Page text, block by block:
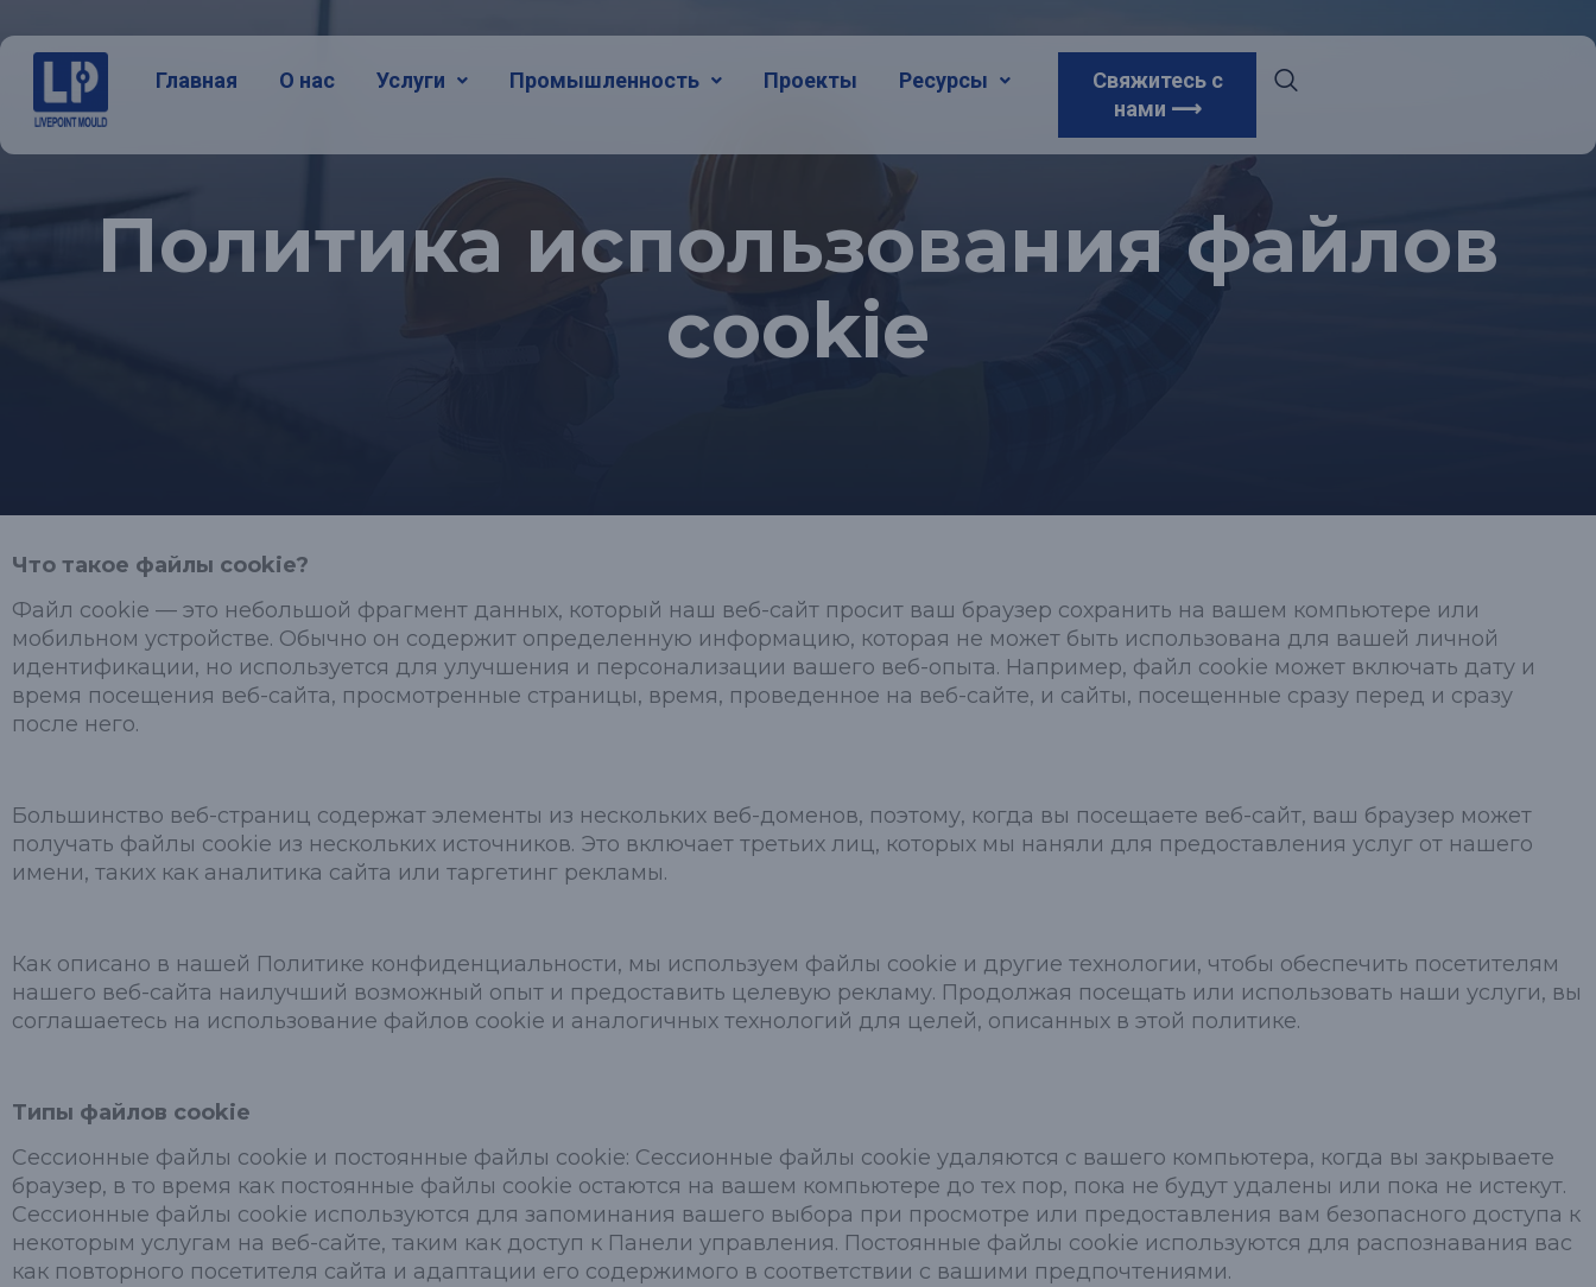
Главная О нас Услуги Промышленность Проекты Ресурсы
Свяжитесь с
нами ⟶
Политика использования файлов
cookie
Что такое файлы cookie?
Файл cookie — это небольшой фрагмент данных, который наш веб-сайт просит ваш браузер сохранить на вашем компьютере или
мобильном устройстве. Обычно он содержит определенную информацию, которая не может быть использована для вашей личной
идентификации, но используется для улучшения и персонализации вашего веб-опыта. Например, файл cookie может включать дату и
время посещения веб-сайта, просмотренные страницы, время, проведенное на веб-сайте, и сайты, посещенные сразу перед и сразу
после него.
Большинство веб-страниц содержат элементы из нескольких веб-доменов, поэтому, когда вы посещаете веб-сайт, ваш браузер может
получать файлы cookie из нескольких источников. Это включает третьих лиц, которых мы наняли для предоставления услуг от нашего
имени, таких как аналитика сайта или таргетинг рекламы.
Как описано в нашей Политике конфиденциальности, мы используем файлы cookie и другие технологии, чтобы обеспечить посетителям
нашего веб-сайта наилучший возможный опыт и предоставить целевую рекламу. Продолжая посещать или использовать наши услуги, вы
соглашаетесь на использование файлов cookie и аналогичных технологий для целей, описанных в этой политике.
Типы файлов cookie
Сессионные файлы cookie и постоянные файлы cookie: Сессионные файлы cookie удаляются с вашего компьютера, когда вы закрываете
браузер, в то время как постоянные файлы cookie остаются на вашем компьютере до тех пор, пока не будут удалены или пока не истекут.
Сессионные файлы cookie используются для запоминания вашего выбора при просмотре или предоставления вам безопасного доступа к
некоторым услугам на веб-сайте, таким как доступ к Панели управления. Постоянные файлы cookie используются для распознавания вас
как повторного посетителя сайта и адаптации его содержимого в соответствии с вашими предпочтениями.